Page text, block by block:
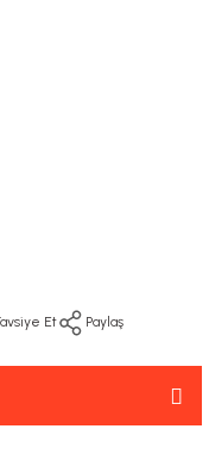
Et Paylaş